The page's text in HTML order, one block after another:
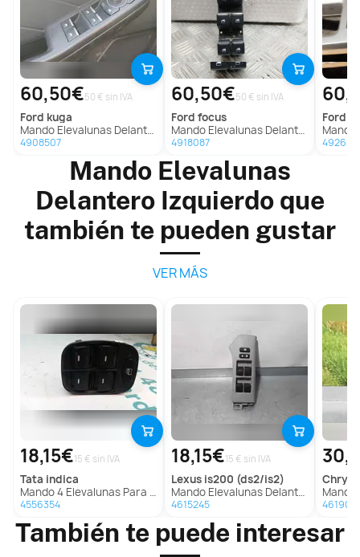
60,50€50 € sin IVA
ford kuga
Mando Elevalunas Delantero Izquierdo para Ford Kuga
4908507
60,50€50 € sin IVA
ford focus
Mando Elevalunas Delantero Izquierdo para Ford Focus
4918087
ford
Mando
Mando Elevalunas
Delantero Izquierdo que
también te pueden gustar
VER MÁS
18,15€15 € sin IVA
tata indica
Mando 4 Elevalunas Para Tata Indica
4556354
18,15€15 € sin IVA
lexus is200 (ds2/is2)
Mando Elevalunas Delantero Izquierdo Para Lexus Is200
4615245
Mando
También te puede interesar